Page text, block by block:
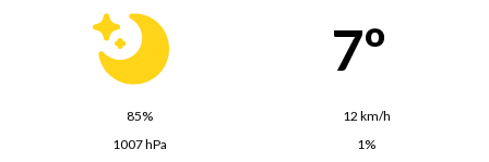
7º
85%
12 km/h
1007 hPa
1%